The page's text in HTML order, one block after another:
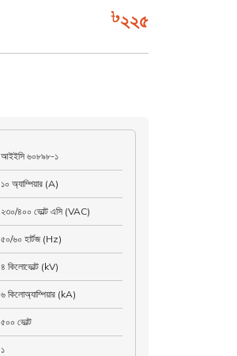
২২৫
আইইসি ৬০৮৯৮-১
১০ অ্যাম্পিয়ার (A)
২৩০/৪০০ ভোল্ট এসি (VAC)
৫০/৬০ হার্টজ (Hz)
৪ কিলোভোল্ট (kV)
৬ কিলোঅ্যাম্পিয়ার (kA)
৫০০ ভোল্ট
১